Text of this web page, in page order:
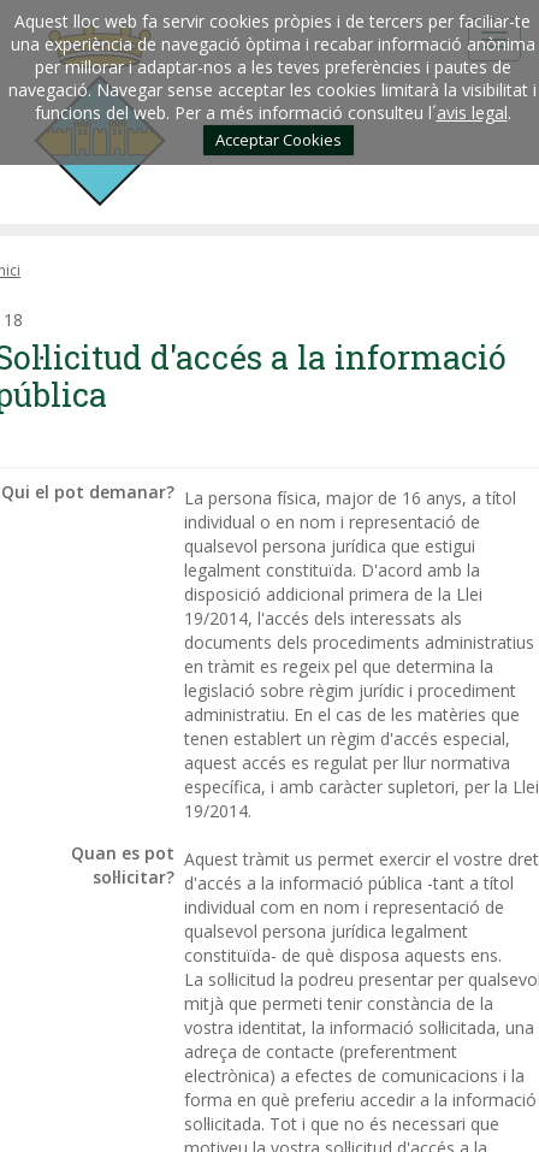
Aquest lloc web fa servir cookies pròpies i de tercers per faciliar-te
una experiència de navegació òptima i recabar informació anònima
per millorar i adaptar-nos a les teves preferències i pautes de
navegació. Navegar sense acceptar les cookies limitarà la visibilitat i
funcions del web. Per a més informació consulteu l´avis legal.
Acceptar Cookies
d'accés a la informació
Qui el pot demanar? La persona física, major de 16 anys, a títol
individual o en nom i representació de
qualsevol persona jurídica que estigui
legalment constituïda. D'acord amb la
disposició addicional primera de la Llei
19/2014, l'accés dels interessats als
documents dels procediments administratius
en tràmit es regeix pel que determina la
legislació sobre règim jurídic i procediment
administratiu. En el cas de les matèries que
tenen establert un règim d'accés especial,
aquest accés es regulat per llur normativa
específica, i amb caràcter supletori, per la Llei
19/2014.
Quan es pot
sol·licitar?
Aquest tràmit us permet exercir el vostre dret
d'accés a la informació pública -tant a títol
individual com en nom i representació de
qualsevol persona jurídica legalment
constituïda- de què disposa aquests ens.
La sol·licitud la podreu presentar per
mitjà que permeti tenir constància de la
vostra identitat, la informació sol·licitada, una
adreça de contacte (preferentment
electrònica) a efectes de comunicacions i la
forma en què preferiu accedir a la informació
sol·licitada. Tot i que no és necessari que